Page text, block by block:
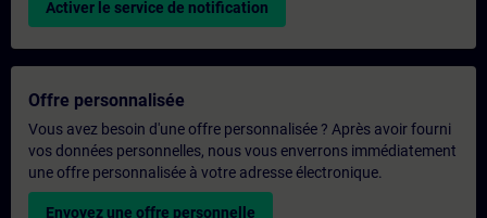
Activer le service de notification
Offre personnalisée
Vous avez besoin d'une offre personnalisée ? Après avoir fourni
vos données personnelles, nous vous enverrons immédiatement
une offre personnalisée à votre adresse électronique.
Envoyez une offre personnelle